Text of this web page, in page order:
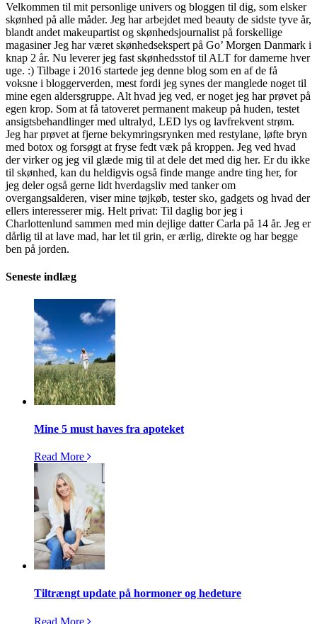
Velkommen til mit personlige univers og bloggen til dig, som elsker
skønhed på alle måder. Jeg har arbejdet med beauty de sidste tyve år,
blandt andet makeupartist og skønhedsjournalist på forskellige
magasiner Jeg har været skønhedsekspert på Go’ Morgen Danmark i
knap 2 år. Nu leverer jeg fast skønhedsstof til ALT for damerne hver
uge. :) Tilbage i 2016 startede jeg denne blog som en af de få
voksne i bloggerverden, mest fordi jeg synes der manglede noget til
mine egen aldersgruppe. Alt hvad jeg ved, er noget jeg har prøvet på
egen krop. Som at få tatoveret permanent makeup på huden, testet
ansigtsbehandlinger med ultralyd, LED lys og lavfrekvent strøm.
Jeg har prøvet at fjerne bekymringsrynken med restylane, løfte bryn
med botox og forsøgt at fryse fedt væk på kroppen. Jeg ved hvad
der virker og jeg vil glæde mig til at dele det med dig her. Er du ikke
til skønhed, kan du heldigvis også finde mange andre ting her, for
jeg deler også gerne lidt hverdagsliv med tanker om
overgangsalderen, viser mine tøjkøb, tester sko, gadgets og hvad der
ellers interesserer mig. Helt privat: Til daglig bor jeg i
Charlottenlund sammen med min dejlige datter Carla på 14 år. Jeg er
dårlig til at lave mad, har let til grin, er ærlig, direkte og har begge
ben på jorden.
Seneste indlæg
Mine 5 must haves fra apoteket
Read More
Tiltrængt update på hormoner og hedeture
Read More